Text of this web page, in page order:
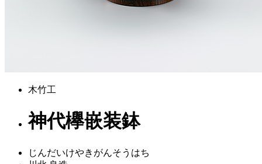
木竹工
神代欅嵌装鉢
じんだいけやきがんそうはち